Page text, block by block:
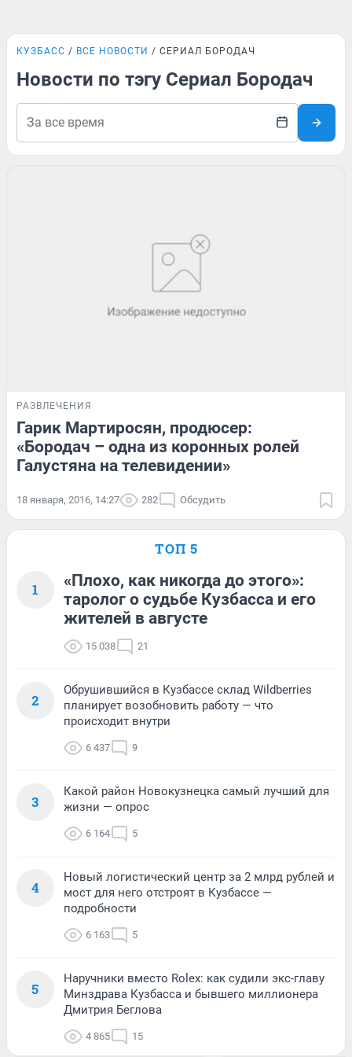
КУЗБАСС ВСЕ НОВОСТИ СЕРИАЛ БОРОДАЧ
Новости по тэгу Сериал Бородач
РАЗВЛЕЧЕНИЯ
Гарик Мартиросян, продюсер:
«Бородач – одна из коронных ролей
Галустяна на телевидении»
18 января, 2016, 14:27 282 Обсудить
ТОП 5
1
«Плохо, как никогда до этого»:
таролог о судьбе Кузбасса и его
жителей в августе
15 038 21
2
Обрушившийся в Кузбассе склад Wildberries
планирует возобновить работу — что
происходит внутри
6 437 9
3
Какой район Новокузнецка самый лучший для
жизни — опрос
6 164 5
4
Новый логистический центр за 2 млрд рублей и
мост для него отстроят в Кузбассе —
подробности
6 163 5
5
Наручники вместо Rolex: как судили экс-главу
Минздрава Кузбасса и бывшего миллионера
Дмитрия Беглова
4 865 15